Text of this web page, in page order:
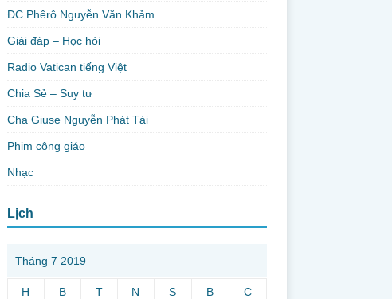
ĐC Phêrô Nguyễn Văn Khảm
Giải đáp – Học hỏi
Radio Vatican tiếng Việt
Chia Sẻ – Suy tư
Cha Giuse Nguyễn Phát Tài
Phim công giáo
Nhạc
Lịch
Tháng 7 2019
H B T N S B C